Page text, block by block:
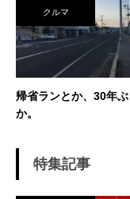
クルマ
帰省ランとか、30年ぶ
か。
特集記事